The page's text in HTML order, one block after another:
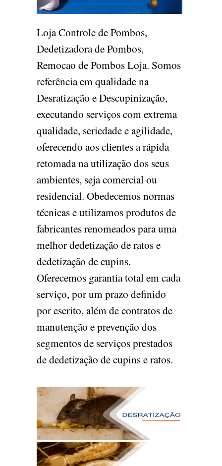
Loja Controle de Pombos,
Dedetizadora de Pombos,
Remocao de Pombos Loja. Somos
referência em qualidade na
Desratização e Descupinização,
executando serviços com extrema
qualidade, seriedade e agilidade,
oferecendo aos clientes a rápida
retomada na utilização dos seus
ambientes, seja comercial ou
residencial. Obedecemos normas
técnicas e utilizamos produtos de
fabricantes renomeados para uma
melhor dedetização de ratos e
dedetização de cupins.
Oferecemos garantia total em cada
serviço, por um prazo definido
por escrito, além de contratos de
manutenção e prevenção dos
segmentos de serviços prestados
de dedetização de cupins e ratos.